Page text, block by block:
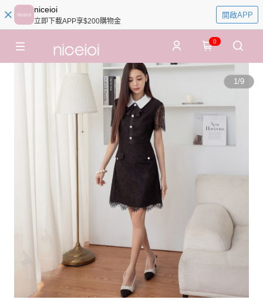
niceioi
立即下載APP享$200購物金
開啟APP
0
1/9